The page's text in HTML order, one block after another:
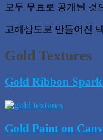
모두 무료로 공개된 것
고해상도로 만들어진
Gold Textures
Gold Ribbon
Gold Paint on